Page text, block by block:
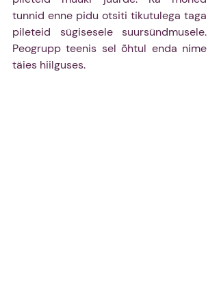
tunnid enne pidu otsiti tikutulega taga
pileteid sügisesele suursündmusele.
Peogrupp teenis sel õhtul enda nime
täies hiilguses.